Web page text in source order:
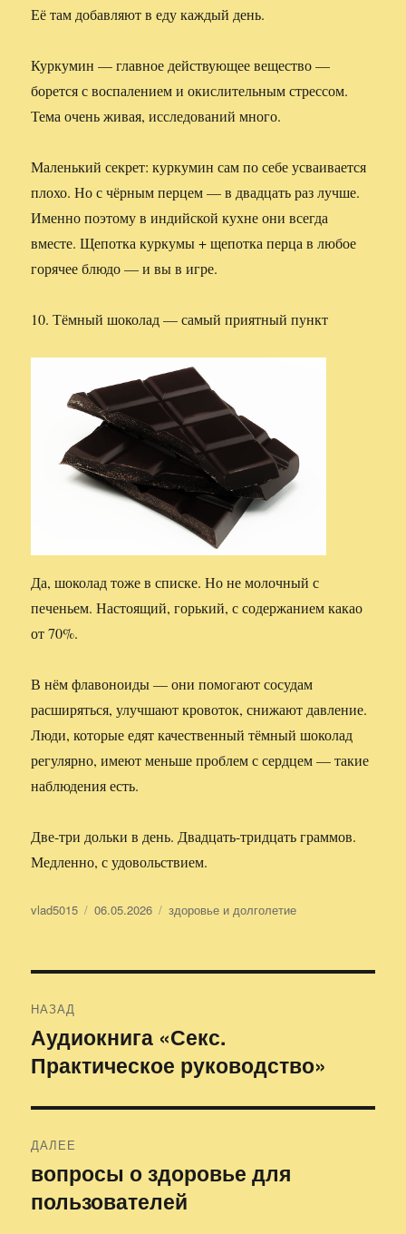
Её там добавляют в еду каждый день.
Куркумин — главное действующее вещество —
борется с воспалением и окислительным стрессом.
Тема очень живая, исследований много.
Маленький секрет: куркумин сам по себе усваивается
плохо. Но с чёрным перцем — в двадцать раз лучше.
Именно поэтому в индийской кухне они всегда
вместе. Щепотка куркумы + щепотка перца в любое
горячее блюдо — и вы в игре.
10. Тёмный шоколад — самый приятный пункт
Да, шоколад тоже в списке. Но не молочный с
печеньем. Настоящий, горький, с содержанием какао
от 70%.
В нём флавоноиды — они помогают сосудам
расширяться, улучшают кровоток, снижают давление.
Люди, которые едят качественный тёмный шоколад
регулярно, имеют меньше проблем с сердцем — такие
наблюдения есть.
Две-три дольки в день. Двадцать-тридцать граммов.
Медленно, с удовольствием.
Автор
vlad5015 Опубликовано
06.05.2026 Рубрики
здоровье и долголетие
по
записям
НАЗАД
Предыдущая
запись:
Аудиокнига «Секс.
Практическое руководство»
ДАЛЕЕ
Следующая
запись:
вопросы о здоровье для
пользователей